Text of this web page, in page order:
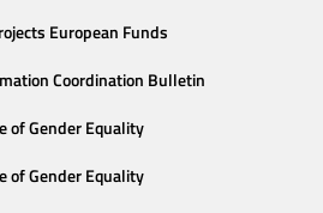
European Funds
Coordination Bulletin
of Gender Equality
of Gender Equality